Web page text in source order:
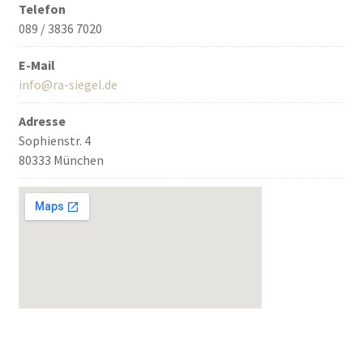
Telefon
089 / 3836 7020
E-Mail
info@ra-siegel.de
Adresse
Sophienstr. 4
80333 München